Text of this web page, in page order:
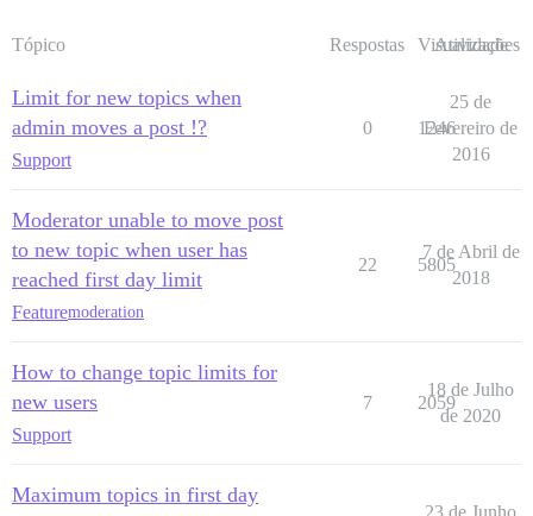
Tópico Respostas Visualizações
Atividade
Limit for new topics when
admin moves a post !?
Support
0 1246
25 de
Fevereiro de
2016
Moderator unable to move post
to new topic when user has
reached first day limit
Featuremoderation
22 5805
7 de Abril de
2018
How to change topic limits for
new users
Support
7 2059
18 de Julho
de 2020
Maximum topics in first day
23 de Junho